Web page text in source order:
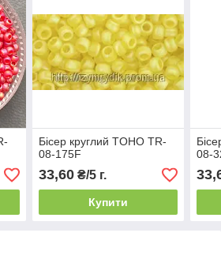
Бісер круглий TOHO TR-
08-175F
33,60₴/5 г.
Купити
08-